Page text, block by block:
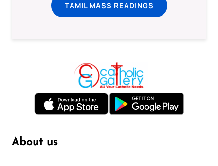
TAMIL MASS READINGS
About us